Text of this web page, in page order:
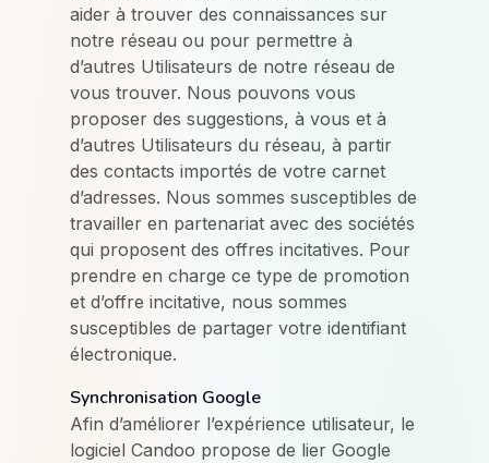
aider à trouver des connaissances sur
notre réseau ou pour permettre à
d’autres Utilisateurs de notre réseau de
vous trouver. Nous pouvons vous
proposer des suggestions, à vous et à
d’autres Utilisateurs du réseau, à partir
des contacts importés de votre carnet
d’adresses. Nous sommes susceptibles de
travailler en partenariat avec des sociétés
qui proposent des offres incitatives. Pour
prendre en charge ce type de promotion
et d’offre incitative, nous sommes
susceptibles de partager votre identifiant
électronique.
Synchronisation Google
Afin d’améliorer l’expérience utilisateur, le
logiciel Candoo propose de lier Google